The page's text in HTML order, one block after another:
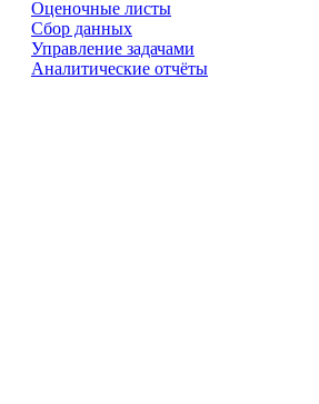
Оценочные листы
Сбор данных
Управление задачами
Аналитические отчёты